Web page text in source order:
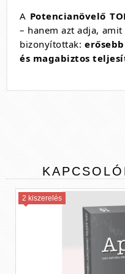
A Potencianövelő
– hanem azt adja,
bizonyítottak:
és magabiztos
2 kiszerelés